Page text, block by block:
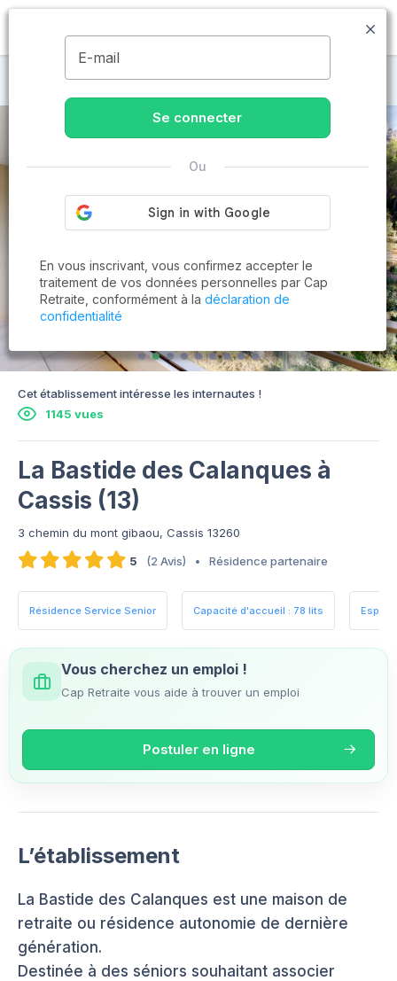
MENU
Maisons de retraite à Cassis
Cet établissement intéresse les internautes !
1145 vues
La Bastide des Calanques à
Cassis (13)
3 chemin du mont gibaou, Cassis 13260
5
(2 Avis) • Résidence partenaire
Résidence Service Senior Capacité d'accueil : 78 lits
Vous cherchez un emploi !
Cap Retraite vous aide à trouver un emploi
Postuler en ligne
L’établissement
La Bastide des Calanques est une maison de
retraite ou résidence autonomie de dernière
génération.
Destinée à des séniors souhaitant associer
E-mail
Se connecter
Ou
En vous inscrivant, vous confirmez accepter le
traitement de vos données personnelles par Cap
Retraite, conformément à la déclaration de
confidentialité